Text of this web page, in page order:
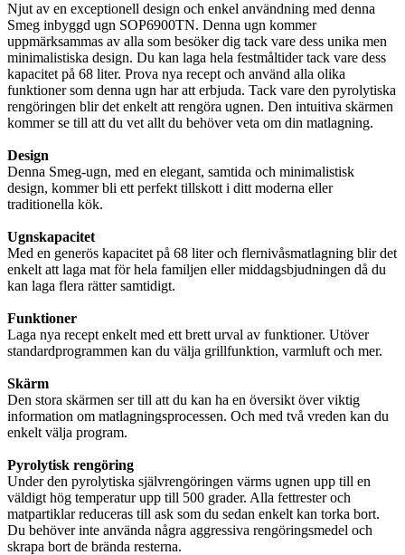
Njut av en exceptionell design och enkel användning med denna
Smeg inbyggd ugn SOP6900TN. Denna ugn kommer
uppmärksammas av alla som besöker dig tack vare dess unika men
minimalistiska design. Du kan laga hela festmåltider tack vare dess
kapacitet på 68 liter. Prova nya recept och använd alla olika
funktioner som denna ugn har att erbjuda. Tack vare den pyrolytiska
rengöringen blir det enkelt att rengöra ugnen. Den intuitiva skärmen
kommer se till att du vet allt du behöver veta om din matlagning.
Design
Denna Smeg-ugn, med en elegant, samtida och minimalistisk
design, kommer bli ett perfekt tillskott i ditt moderna eller
traditionella kök.
Ugnskapacitet
Med en generös kapacitet på 68 liter och flernivåsmatlagning blir det
enkelt att laga mat för hela familjen eller middagsbjudningen då du
kan laga flera rätter samtidigt.
Funktioner
Laga nya recept enkelt med ett brett urval av funktioner. Utöver
standardprogrammen kan du välja grillfunktion, varmluft och mer.
Skärm
Den stora skärmen ser till att du kan ha en översikt över viktig
information om matlagningsprocessen. Och med två vreden kan du
enkelt välja program.
Pyrolytisk rengöring
Under den pyrolytiska självrengöringen värms ugnen upp till en
väldigt hög temperatur upp till 500 grader. Alla fettrester och
matpartiklar reduceras till ask som du sedan enkelt kan torka bort.
Du behöver inte använda några aggressiva rengöringsmedel och
skrapa bort de brända resterna.